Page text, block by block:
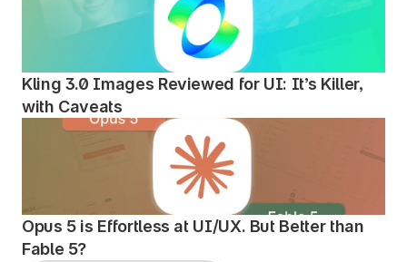
Kling 3.0 Images Reviewed for UI: It’s Killer,
with Caveats
Opus 5 is Effortless at UI/UX. But Better than
Fable 5?